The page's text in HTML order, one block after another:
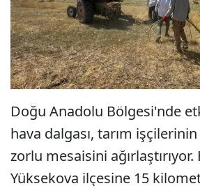
Doğu Anadolu Bölgesi'nde
hava dalgası, tarım
zorlu mesaisini
Yüksekova ilçesine 15